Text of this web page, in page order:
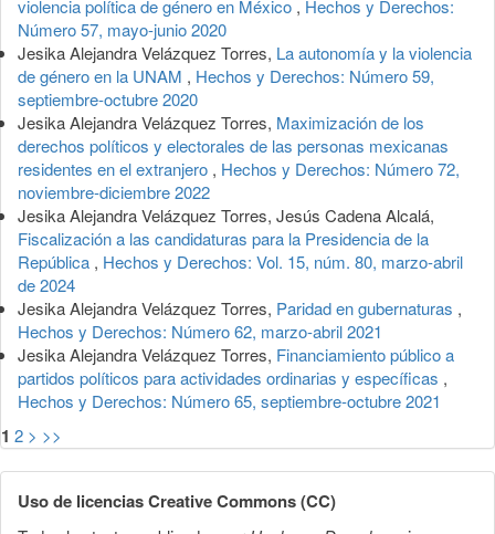
violencia política de género en México , Hechos y Derechos:
Número 57, mayo-junio 2020
Jesika Alejandra Velázquez Torres, La autonomía y la violencia
de género en la UNAM , Hechos y Derechos: Número 59,
septiembre-octubre 2020
Jesika Alejandra Velázquez Torres, Maximización de los
derechos políticos y electorales de las personas mexicanas
residentes en el extranjero , Hechos y Derechos: Número 72,
noviembre-diciembre 2022
Jesika Alejandra Velázquez Torres, Jesús Cadena Alcalá,
Fiscalización a las candidaturas para la Presidencia de la
República , Hechos y Derechos: Vol. 15, núm. 80, marzo-abril
de 2024
Jesika Alejandra Velázquez Torres, Paridad en gubernaturas ,
Hechos y Derechos: Número 62, marzo-abril 2021
Jesika Alejandra Velázquez Torres, Financiamiento público a
partidos políticos para actividades ordinarias y específicas ,
Hechos y Derechos: Número 65, septiembre-octubre 2021
1 2 > >>
Uso de licencias Creative Commons (CC)